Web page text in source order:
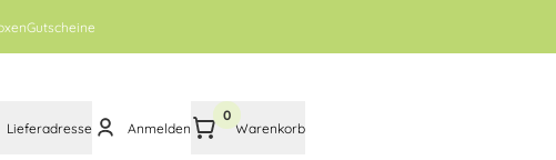
Gutscheine
Lieferadresse Anmelden
0
Warenkorb